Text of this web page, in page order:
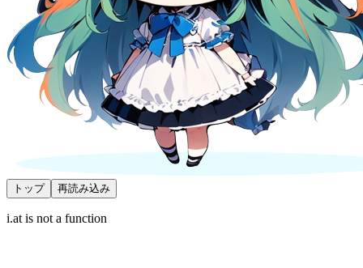
トップ 再読み込み
i.at is not a function